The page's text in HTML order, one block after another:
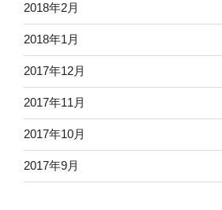
2018年2月
2018年1月
2017年12月
2017年11月
2017年10月
2017年9月